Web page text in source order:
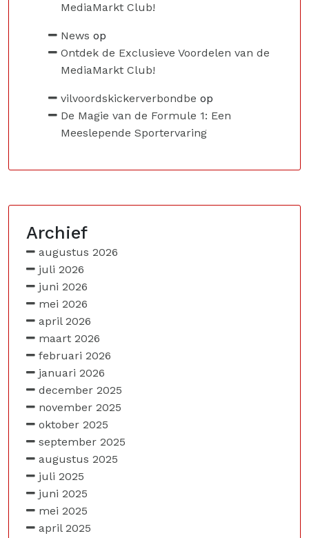
MediaMarkt Club!
News op
Ontdek de Exclusieve Voordelen van de
MediaMarkt Club!
vilvoordskickerverbondbe op
De Magie van de Formule 1: Een
Meeslepende Sportervaring
Archief
augustus 2026
juli 2026
juni 2026
mei 2026
april 2026
maart 2026
februari 2026
januari 2026
december 2025
november 2025
oktober 2025
september 2025
augustus 2025
juli 2025
juni 2025
mei 2025
april 2025